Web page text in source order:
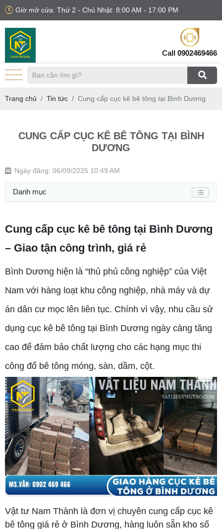
Giờ mở cửa: Thứ 2 - Chủ Nhật: 8:00 AM - 17:00 PM
Call 0902469466
Trang chủ Tin tức Cung cấp cục kê bê tông tại Bình Dương
CUNG CẤP CỤC KÊ BÊ TÔNG TẠI BÌNH
DƯƠNG
Ngày đăng: 06/09/2025 10:49 AM
Danh mục
Cung cấp cục kê bê tông tại Bình Dương
– Giao tận công trình, giá rẻ
Bình Dương hiện là “thủ phủ công nghiệp” của Việt
Nam với hàng loạt khu công nghiệp, nhà máy và dự
án dân cư mọc lên liên tục. Chính vì vậy, nhu cầu sử
dụng cục kê bê tông tại Bình Dương ngày càng tăng
cao để đảm bảo chất lượng cho các hạng mục thi
công đổ bê tông móng, sàn, dầm, cột.
Vật tư Nam Thành là đơn vị chuyên cung cấp cục kê
bê tông giá rẻ ở Bình Dương, hàng luôn sẵn kho số